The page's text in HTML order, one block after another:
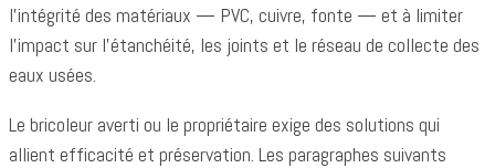
l’intégrité des matériaux — PVC, cuivre, fonte — et à limiter
l’impact sur l’étanchéité, les joints et le réseau de collecte des
eaux usées.
Le bricoleur averti ou le propriétaire exige des solutions qui
allient efficacité et préservation. Les paragraphes suivants